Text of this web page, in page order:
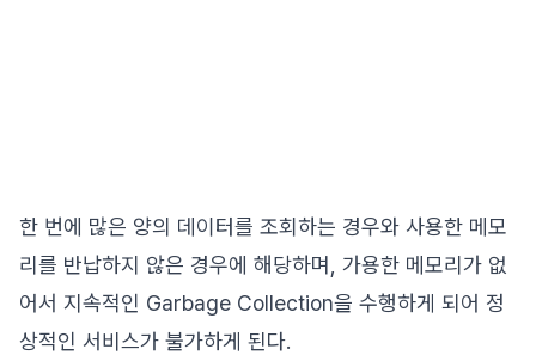
한 번에 많은 양의 데이터를 조회하는 경우와 사용한 메모
리를 반납하지 않은 경우에 해당하며, 가용한 메모리가 없
어서 지속적인 Garbage Collection을 수행하게 되어 정
상적인 서비스가 불가하게 된다.